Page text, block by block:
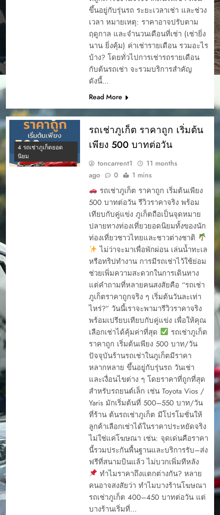
ขึ้นอยู่กับรุ่นรถ ระยะเวลาเช่า และช่วง
เวลา หมายเหตุ: ราคาอาจปรับตาม
ฤดูกาล และจำนวนเดือนที่เช่า (เช่ายิ่ง
นาน ยิ่งคุ้ม) ค่าเช่ารายเดือน รวมอะไร
บ้าง? โดยทั่วไปการเช่ารถรายเดือน
กับต้นรถเช่า จะรวมบริการสำคัญ
ดังนี้…
Read More
4 รถเช่าภูเก็ตยอด
นิยม
รถเช่าภูเก็ต ราคาถูก เริ่มต้น
เพียง 500 บาทต่อวัน
toncarrent1
11 months
ago
0 1 mins
รถเช่าภูเก็ต ราคาถูก เริ่มต้นเพียง
500 บาทต่อวัน รีวิวราคาจริง พร้อม
เทียบกับคู่แข่ง ภูเก็ตถือเป็นจุดหมาย
ปลายทางท่องเที่ยวยอดนิยมทั้งของนัก
ท่องเที่ยวชาวไทยและชาวต่างชาติ
ไม่ว่าจะมาเพื่อพักผ่อน เล่นน้ำทะเล
หรือทริปทำงาน การมีรถเช่าไว้ใช้ย่อม
ช่วยเพิ่มความสะดวกในการเดินทาง
แต่คำถามที่หลายคนสงสัยคือ “รถเช่า
ภูเก็ตราคาถูกจริง ๆ เริ่มต้นวันละเท่า
ไหร่?” วันนี้เราจะพามารีวิวราคาจริง
พร้อมเปรียบเทียบกับคู่แข่ง เพื่อให้คุณ
เลือกเช่าได้คุ้มค่าที่สุด
รถเช่าภูเก็ต
ราคาถูก เริ่มต้นเพียง 500 บาท/วัน
ปัจจุบันร้านรถเช่าในภูเก็ตมีราคา
หลากหลาย ขึ้นอยู่กับรุ่นรถ วันเช่า
และเงื่อนไขต่าง ๆ โดยราคาที่ถูกที่สุด
สำหรับรถยนต์เล็ก เช่น Toyota Vios /
Yaris มักเริ่มต้นที่ 500–550 บาท/วัน
ที่ร้าน ต้นรถเช่าภูเก็ต มีโปรโมชั่นให้
ลูกค้าเลือกเช่าได้ในราคาประหยัดจริง
ไม่ใช่แค่โฆษณา เช่น: จุดเด่นคือราคา
นี้รวมประกันพื้นฐานและบริการรับ–ส่ง
ฟรีที่สนามบินแล้ว ไม่บวกเพิ่มทีหลัง
ทำไมราคาถึงแตกต่างกัน? หลาย
คนอาจสงสัยว่า ทำไมบางร้านโฆษณา
รถเช่าภูเก็ต 400–450 บาทต่อวัน แต่
บางร้านเริ่มที่…